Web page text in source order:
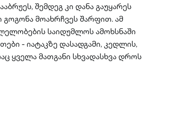
შემდეგ კი დანა გაუყარეს
გოგონა მოახრჩვეს შარფით. ამ
საიდუმლოს ამოხსნაში
- იატაკზე დასადგამი, კედლის,
ყველა მათგანი სხვადასხვა დროს